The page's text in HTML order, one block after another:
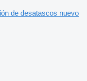
de desatascos nuevo